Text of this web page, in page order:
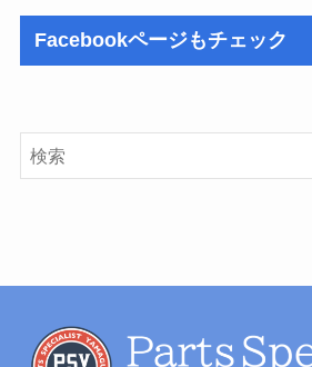
Facebookページもチェック